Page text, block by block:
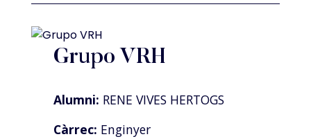
Grupo VRH
Alumni: RENE VIVES HERTOGS
Càrrec: Enginyer